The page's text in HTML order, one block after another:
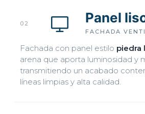
02 Panel
FACHADA
Fachada con panel estilo piedra
arena que aporta luminosidad y
transmitiendo un acabado
líneas limpias y alta calidad.